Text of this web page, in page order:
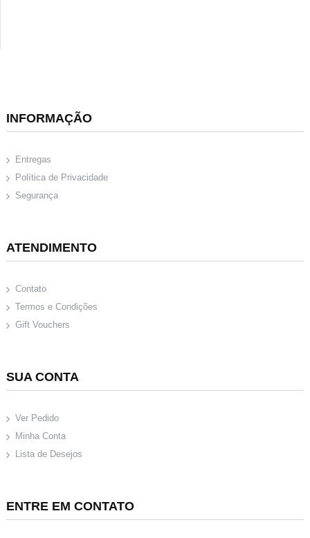
INFORMAÇÃO
Entregas
Política de Privacidade
Segurança
ATENDIMENTO
Contato
Termos e Condições
Gift Vouchers
SUA CONTA
Ver Pedido
Minha Conta
Lista de Desejos
ENTRE EM CONTATO